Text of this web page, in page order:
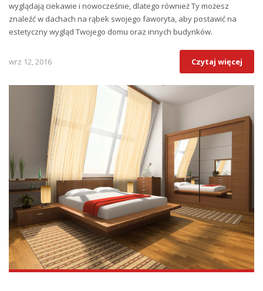
wyglądają ciekawie i nowocześnie, dlatego również Ty możesz
znaleźć w dachach na rąbek swojego faworyta, aby postawić na
estetyczny wygląd Twojego domu oraz innych budynków.
wrz 12, 2016 Czytaj więcej